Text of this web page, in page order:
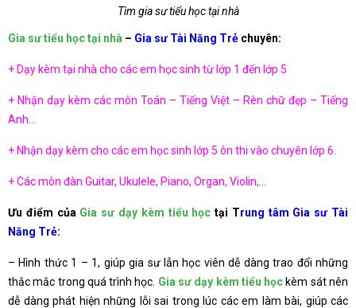
Tìm gia sư tiểu học tại nhà
Gia sư tiểu học tại nhà – Gia sư Tài Năng Trẻ chuyên:
+ Dạy kèm tại nhà cho các em học sinh từ lớp 1 đến lớp 5
+ Nhận dạy kèm các môn Toán – Tiếng Việt – Rèn chữ đẹp – Tiếng
Anh…
+ Nhận dạy kèm cho các em học sinh lớp 5 ôn thi vào chuyên lớp 6.
+ Các môn đàn Guitar, Ukulele, Piano, Organ, Violin,…
Ưu điểm của Gia sư dạy kèm tiểu học tại Trung tâm Gia sư Tài
Năng Trẻ:
– Hình thức 1 – 1, giúp gia sư lẫn học viên dễ dàng trao đổi những
thắc mắc trong quá trình học. Gia sư dạy kèm tiểu học kèm sát nên
dễ dàng phát hiện những lỗi sai trong lúc các em làm bài, giúp các